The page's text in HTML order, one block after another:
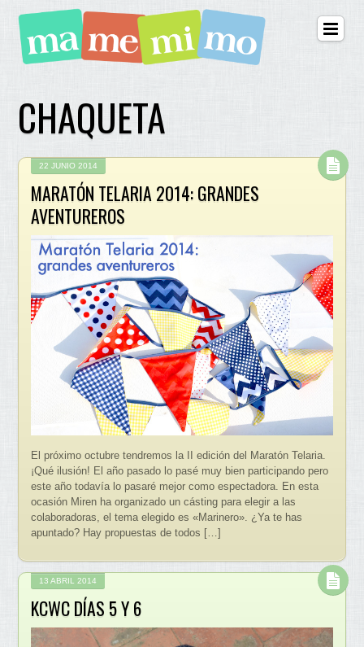
CHAQUETA
22 JUNIO 2014
MARATÓN TELARIA 2014: GRANDES
AVENTUREROS
El próximo octubre tendremos la II edición del Maratón Telaria.
¡Qué ilusión! El año pasado lo pasé muy bien participando pero
este año todavía lo pasaré mejor como espectadora. En esta
ocasión Miren ha organizado un cásting para elegir a las
colaboradoras, el tema elegido es «Marinero». ¿Ya te has
apuntado? Hay propuestas de todos […]
13 ABRIL 2014
KCWC DÍAS 5 Y 6